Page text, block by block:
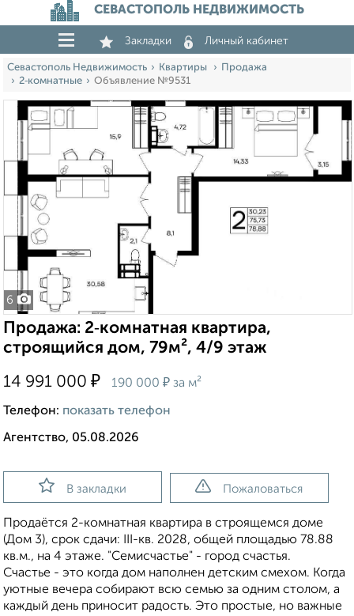
СЕВАСТОПОЛЬ НЕДВИЖИМОСТЬ
Закладки Личный кабинет
Севастополь Недвижимость Квартиры
Продажа
2‑комнатные
Объявление №9531
6
Продажа: 2‑комнатная квартира,
строящийся дом, 79м², 4/9 этаж
14 991 000 ₽ 190 000 ₽ за м²
Телефон: показать телефон
Агентство, 05.08.2026
В закладки Пожаловаться
Продаётся 2-комнатная квартира в строящемся доме
(Дом 3), срок сдачи: III-кв. 2028, общей площадью 78.88
кв.м., на 4 этаже. "Семисчастье" - город счастья.
Счастье - это когда дом наполнен детским смехом. Когда
уютные вечера собирают всю семью за одним столом, а
каждый день приносит радость. Это простые, но важные